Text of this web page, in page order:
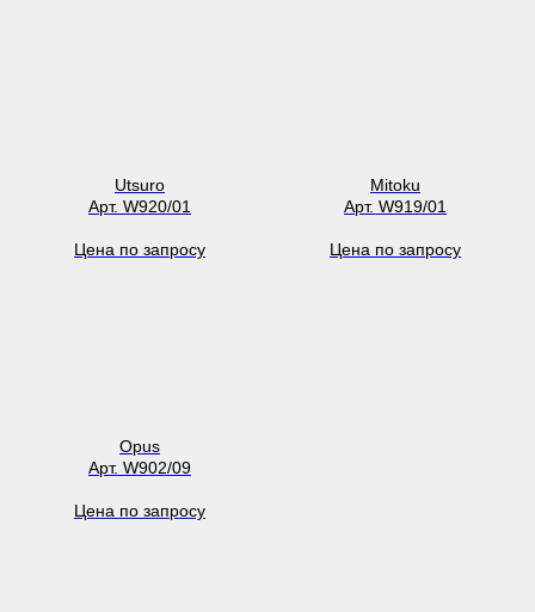
Utsuro
Арт. W920/01
Цена по запросу
Mitoku
Арт. W919/01
Цена по запросу
Opus
Арт. W902/09
Цена по запросу